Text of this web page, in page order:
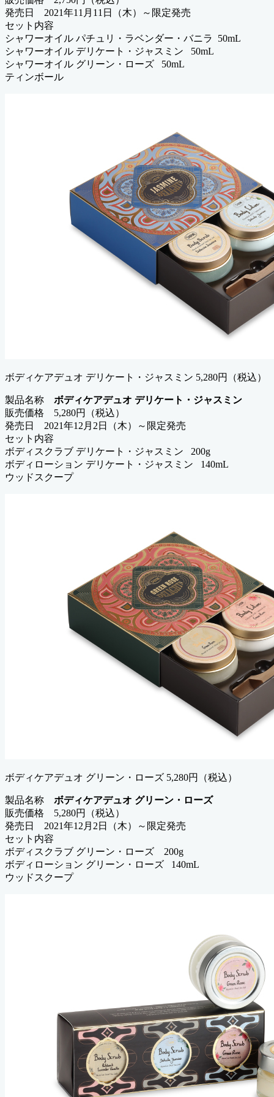
発売日 2021年11月11日（木）～限定発売
セット内容
シャワーオイル パチュリ・ラベンダー・バニラ 50mL
シャワーオイル デリケート・ジャスミン 50mL
シャワーオイル グリーン・ローズ 50mL
ティンボール
ボディケアデュオ デリケート・ジャスミン 5,280円（税込）
製品名称 ボディケアデュオ デリケート・ジャスミン
販売価格 5,280円（税込）
発売日 2021年12月2日（木）～限定発売
セット内容
ボディスクラブ デリケート・ジャスミン 200g
ボディローション デリケート・ジャスミン 140mL
ウッドスクープ
ボディケアデュオ グリーン・ローズ 5,280円（税込）
製品名称 ボディケアデュオ グリーン・ローズ
販売価格 5,280円（税込）
発売日 2021年12月2日（木）～限定発売
セット内容
ボディスクラブ グリーン・ローズ 200g
ボディローション グリーン・ローズ 140mL
ウッドスクープ